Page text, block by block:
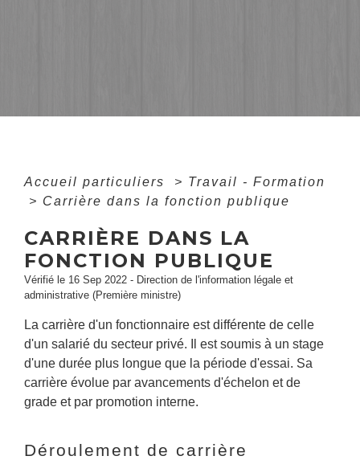
Accueil particuliers > Travail - Formation
> Carrière dans la fonction publique
CARRIÈRE DANS LA
FONCTION PUBLIQUE
Vérifié le 16 Sep 2022 - Direction de l'information légale et
administrative (Première ministre)
La carrière d'un fonctionnaire est différente de celle
d'un salarié du secteur privé. Il est soumis à un stage
d'une durée plus longue que la période d'essai. Sa
carrière évolue par avancements d'échelon et de
grade et par promotion interne.
Déroulement de carrière